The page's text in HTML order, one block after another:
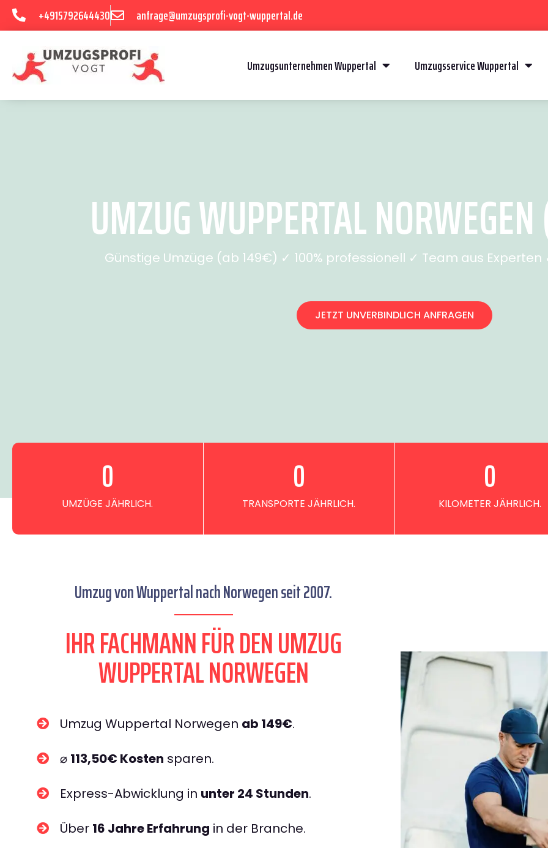
+4915792644430 anfrage@umzugsprofi-vogt-wuppertal.de
Umzugsunternehmen Wuppertal Umzugsservice Wuppertal
UMZUG WUPPERTAL
Günstige Umzüge (ab 149€) ✓ 100% professionell ✓ Team aus
JETZT UNVERBINDLICH ANFRAGEN
UMZÜGE JÄHRLICH.
0
TRANSPORTE JÄHRLICH.
0
KILOMETER JÄHRLICH.
0
Umzug von Wuppertal nach Norwegen seit 2007.
IHR FACHMANN FÜR DEN UMZUG
WUPPERTAL NORWEGEN
Umzug Wuppertal Norwegen ab 149€.
⌀ 113,50€ Kosten sparen.
Express-Abwicklung in unter 24 Stunden.
Über 16 Jahre Erfahrung in der Branche.